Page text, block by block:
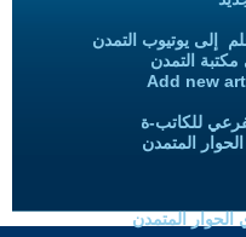
إلى يوتيوب التمدن
التمدن
Add new
للكاتب-ة
المتمدن
الحوار المتمدن